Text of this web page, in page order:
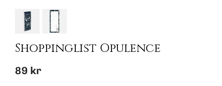
Shoppinglist Opulence
89 kr